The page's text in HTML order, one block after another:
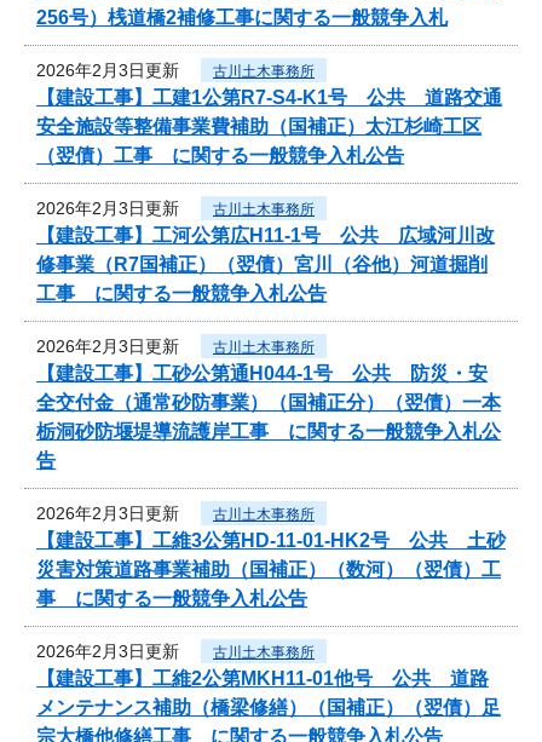
256号）桟道橋2補修工事に関する一般競争入札
2026年2月3日更新 古川土木事務所
【建設工事】工建1公第R7-S4-K1号 公共 道路交通
安全施設等整備事業費補助（国補正）太江杉崎工区
（翌債）工事 に関する一般競争入札公告
2026年2月3日更新 古川土木事務所
【建設工事】工河公第広H11-1号 公共 広域河川改
修事業（R7国補正）（翌債）宮川（谷他）河道掘削
工事 に関する一般競争入札公告
2026年2月3日更新 古川土木事務所
【建設工事】工砂公第通H044-1号 公共 防災・安
全交付金（通常砂防事業）（国補正分）（翌債）一本
栃洞砂防堰堤導流護岸工事 に関する一般競争入札公
告
2026年2月3日更新 古川土木事務所
【建設工事】工維3公第HD-11-01-HK2号 公共 土砂
災害対策道路事業補助（国補正）（数河）（翌債）工
事 に関する一般競争入札公告
2026年2月3日更新 古川土木事務所
【建設工事】工維2公第MKH11-01他号 公共 道路
メンテナンス補助（橋梁修繕）（国補正）（翌債）足
宗大橋他修繕工事 に関する一般競争入札公告